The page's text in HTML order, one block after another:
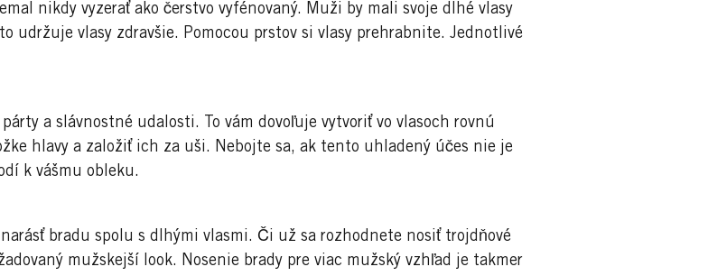
nikdy vyzerať ako čerstvo vyfénovaný. Muži by mali svoje dlhé vlasy
udržuje vlasy zdravšie. Pomocou prstov si vlasy prehrabnite. Jednotlivé
a slávnostné udalosti. To vám dovoľuje vytvoriť vo vlasoch rovnú
hlavy a založiť ich za uši. Nebojte sa, ak tento uhladený účes nie je
k vášmu obleku.
bradu spolu s dlhými vlasmi. Či už sa rozhodnete nosiť trojdňové
mužskejší look. Nosenie brady pre viac mužský vzhľad je takmer